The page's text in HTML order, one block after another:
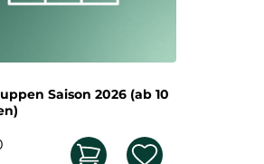
Saison 2026 (ab 10